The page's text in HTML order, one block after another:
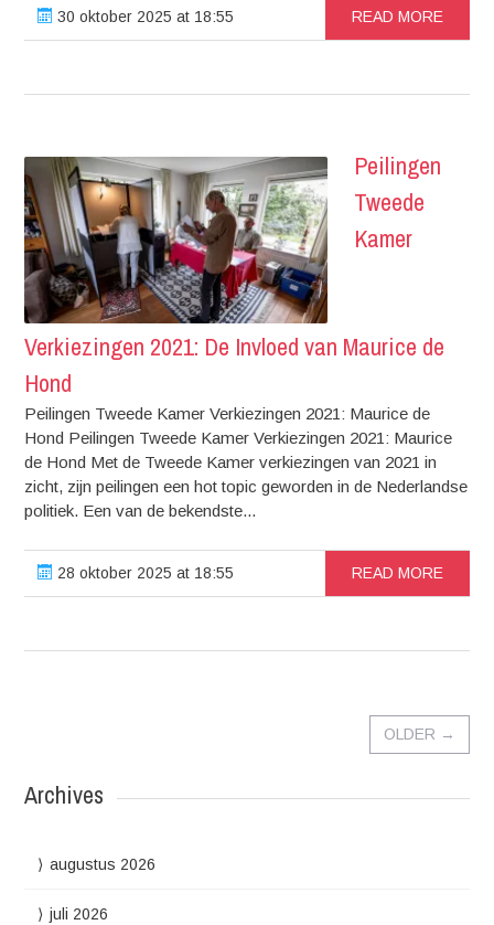
30 oktober 2025 at 18:55 READ MORE
Peilingen
Tweede
Kamer
Verkiezingen 2021: De Invloed van Maurice de
Hond
Peilingen Tweede Kamer Verkiezingen 2021: Maurice de
Hond Peilingen Tweede Kamer Verkiezingen 2021: Maurice
de Hond Met de Tweede Kamer verkiezingen van 2021 in
zicht, zijn peilingen een hot topic geworden in de Nederlandse
politiek. Een van de bekendste...
28 oktober 2025 at 18:55 READ MORE
OLDER →
Archives
augustus 2026
juli 2026